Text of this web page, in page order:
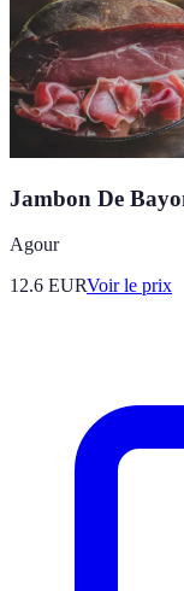
Jambon De
Agour
12.6 EURVoir le prix